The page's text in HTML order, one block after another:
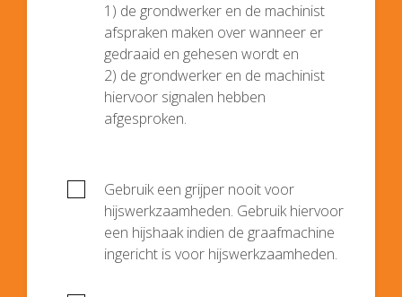
1) de grondwerker en de machinist
afspraken maken over wanneer er
gedraaid en gehesen wordt en
2) de grondwerker en de machinist
hiervoor signalen hebben
afgesproken.
Gebruik een grijper nooit voor
hijswerkzaamheden. Gebruik hiervoor
een hijshaak indien de graafmachine
ingericht is voor hijswerkzaamheden.